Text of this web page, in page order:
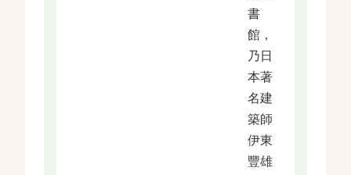
書
館，
乃日
本著
名建
築師
伊東
豐雄